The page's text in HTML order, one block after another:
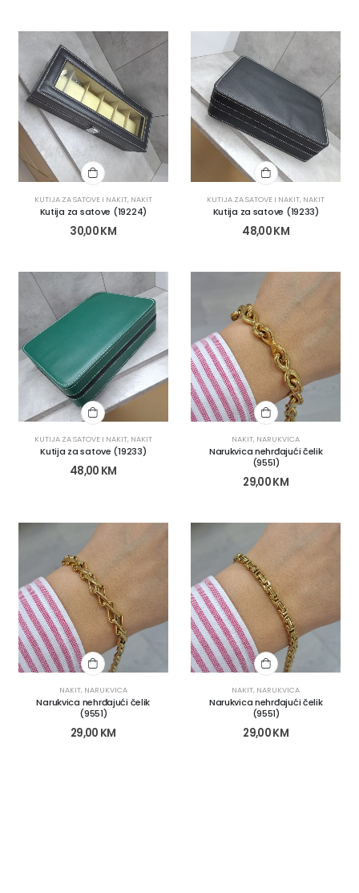
KUTIJA ZA SATOVE I NAKIT, NAKIT
Kutija za satove (19224)
30,00KM
KUTIJA ZA SATOVE I NAKIT, NAKIT
Kutija za satove (19233)
48,00KM
KUTIJA ZA SATOVE I NAKIT, NAKIT
Kutija za satove (19233)
48,00 KM
NAKIT, NARUKVICA
Narukvica nehrđajući čelik
(9551)
29,00KM
NAKIT, NARUKVICA
Narukvica nehrđajući čelik
(9551)
29,00 KM
NAKIT, NARUKVICA
Narukvica nehrđajući čelik
(9551)
29,00KM